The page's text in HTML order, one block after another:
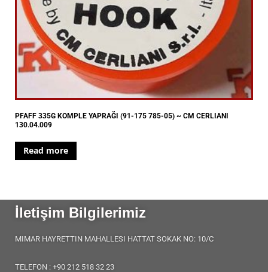
PFAFF 335G KOMPLE YAPRAĞI (91-175 785-05) ~ CM CERLIANI
130.04.009
Read more
İletişim Bilgilerimiz
MIMAR HAYRETTIN MAHALLESI HATTAT SOKAK NO: 10/C
TELEFON : +90 212 518 32 23